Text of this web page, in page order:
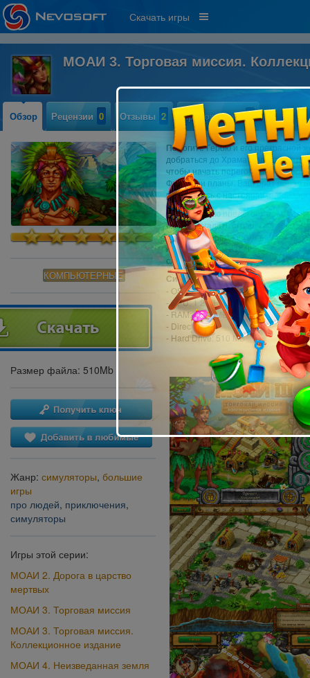
Скачать игры
МОАИ 3. Торговая миссия.
Обзор Рецензии 0 Отзывы 2 Прохождение 0
КОМПЬЮТЕРНЫЕ
Размер файла: 510Mb
Жанр: симуляторы, большие
игры
про людей, приключения,
симуляторы
Игры этой серии:
МОАИ 2. Дорога в царство
мертвых
МОАИ 3. Торговая миссия
МОАИ 3. Торговая миссия.
Коллекционное издание
МОАИ 4. Неизведанная земля
Помогите Герою и его прекрасной
добраться до Храма Солнца!
чтобы начать переговоры о
Фики свои планы. Ваш брат попал
встретитесь с настоящим
Теперь Герою предстоит
имя и разгадать страшную
помогут во время выполнения
коллекционном издании, укажет
слишком сложным.
Системные требования:
- OS: Windows XP/Vista/Win7/Win8
- CPU: 1.2 GHz
- RAM: 1024 MB
- DirectX: 9.0
- Hard Drive: 510 MB